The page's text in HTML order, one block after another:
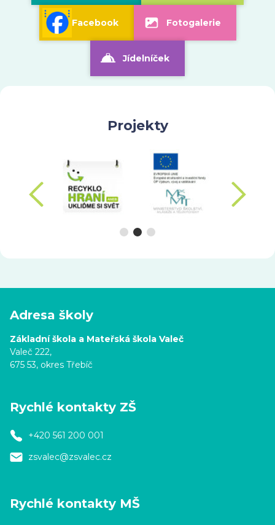
Facebook Fotogalerie
Jídelníček
Projekty
Adresa školy
Základní škola a Mateřská škola Valeč
Valeč 222,
675 53, okres Třebíč
Rychlé kontakty ZŠ
+420 561 200 001
zsvalec@zsvalec.cz
Rychlé kontakty MŠ